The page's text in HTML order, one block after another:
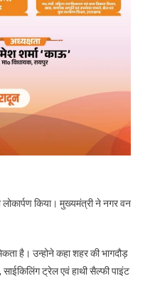
लोकार्पण किया। मुख्यमंत्री ने नगर वन
है। उन्होने कहा शहर की भागदौड़
ट्रेल एवं हाथी सैल्फी पाइंट